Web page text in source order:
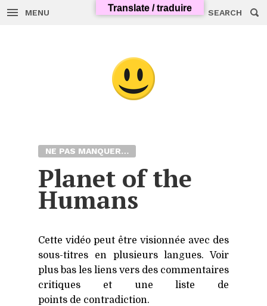
MENU SEARCH
NE PAS MANQUER…
Planet of the
Humans
Cette vidéo peut être visionnée avec des
sous-titres en plusieurs langues. Voir
plus bas les liens vers des commentaires
critiques et une liste de
points de contradiction.
Translate / traduire